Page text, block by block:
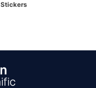
Stickers